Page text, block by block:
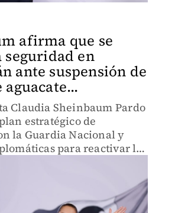
afirma que se
en
ante suspensión de
aguacate...
Claudia Sheinbaum Pardo
estratégico de
la Guardia Nacional y
para reactivar la
exportación de aguacate a